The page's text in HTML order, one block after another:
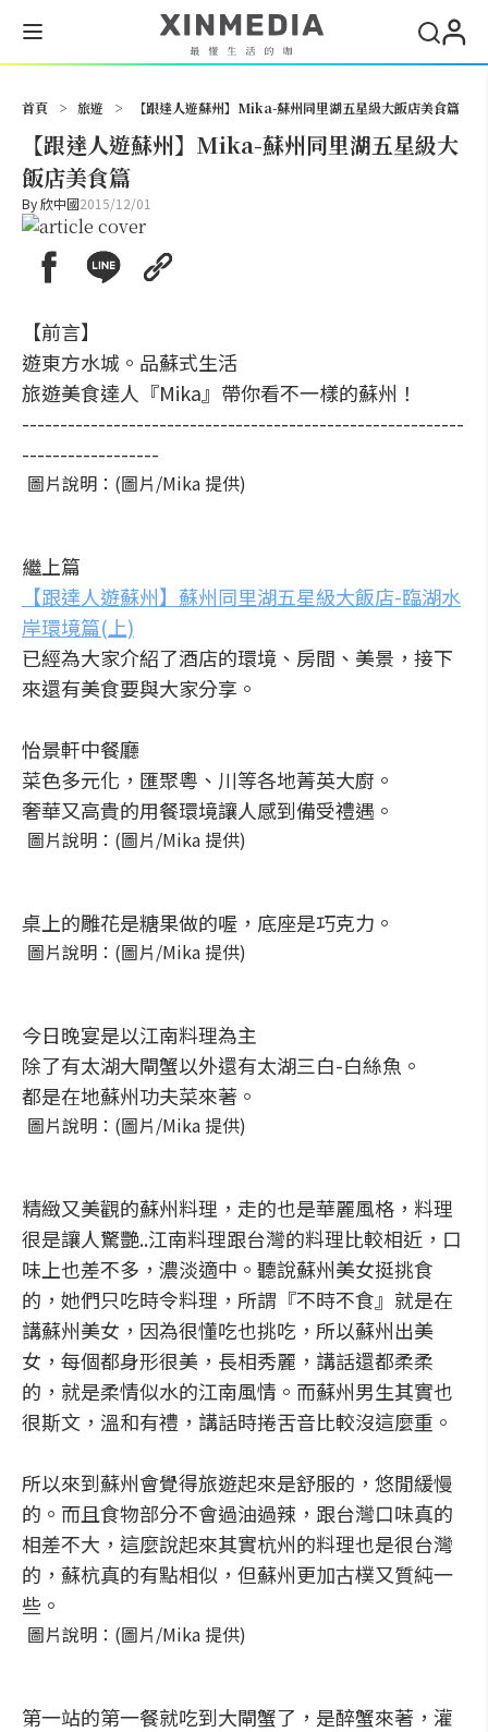
首頁 > 旅遊 > 【跟達人遊蘇州】Mika-蘇州同里湖五星級大飯店美食篇
【跟達人遊蘇州】Mika-蘇州同里湖五星級大
飯店美食篇
By欣中國2015/12/01
【前言】
遊東方水城。品蘇式生活
旅遊美食達人『Mika』帶你看不一樣的蘇州！
----------------------------------------------------------
------------------
圖片說明：(圖片/Mika 提供)
繼上篇
【跟達人遊蘇州】蘇州同里湖五星級大飯店-臨湖水
岸環境篇(上)
已經為大家介紹了酒店的環境、房間、美景，接下
來還有美食要與大家分享。
怡景軒中餐廳
菜色多元化，匯聚粵、川等各地菁英大廚。
奢華又高貴的用餐環境讓人感到備受禮遇。
圖片說明：(圖片/Mika 提供)
桌上的雕花是糖果做的喔，底座是巧克力。
圖片說明：(圖片/Mika 提供)
今日晚宴是以江南料理為主
除了有太湖大閘蟹以外還有太湖三白-白絲魚。
都是在地蘇州功夫菜來著。
圖片說明：(圖片/Mika 提供)
精緻又美觀的蘇州料理，走的也是華麗風格，料理
很是讓人驚艷..江南料理跟台灣的料理比較相近，口
味上也差不多，濃淡適中。聽說蘇州美女挺挑食
的，她們只吃時令料理，所謂『不時不食』就是在
講蘇州美女，因為很懂吃也挑吃，所以蘇州出美
女，每個都身形很美，長相秀麗，講話還都柔柔
的，就是柔情似水的江南風情。而蘇州男生其實也
很斯文，溫和有禮，講話時捲舌音比較沒這麼重。
所以來到蘇州會覺得旅遊起來是舒服的，悠閒緩慢
的。而且食物部分不會過油過辣，跟台灣口味真的
相差不大，這麼說起來其實杭州的料理也是很台灣
的，蘇杭真的有點相似，但蘇州更加古樸又質純一
些。
圖片說明：(圖片/Mika 提供)
第一站的第一餐就吃到大閘蟹了，是醉蟹來著，灌